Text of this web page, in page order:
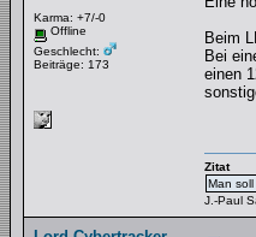
Karma: +7/-0
Offline
Geschlecht:
Beiträge: 173
Beim
Bei
einen
Zitat
Man
J.-Paul